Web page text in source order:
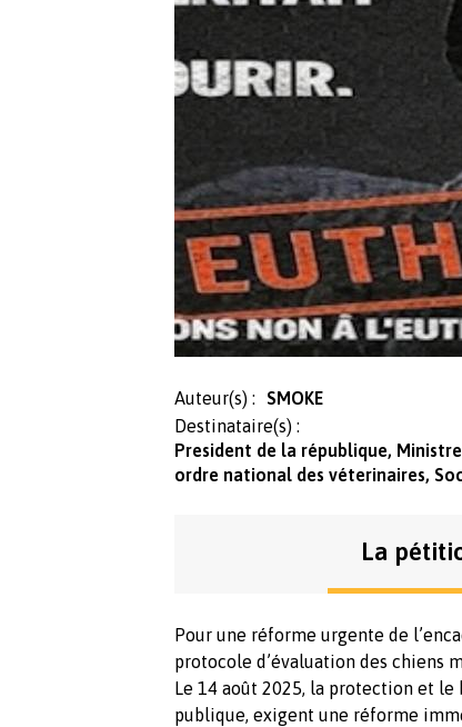
Auteur(s) :
SMOKE
Destinataire(s) :
President de la république,
ordre national des véterinaires,
La
Pour une réforme urgente de
protocole d’évaluation des chiens
Le 14 août 2025, la protection et
publique, exigent une réforme